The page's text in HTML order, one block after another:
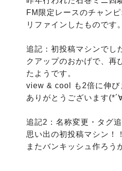
FM限定レースのチャン
リファインしたものです。
追記：初投稿マシンでし
クアップのおかげで、再
たようです。
view & cool も2倍に伸
ありがとうございます
追記2：名称変更・タグ
思い出の初投稿マシン！！
またバンキッシュ作ろう